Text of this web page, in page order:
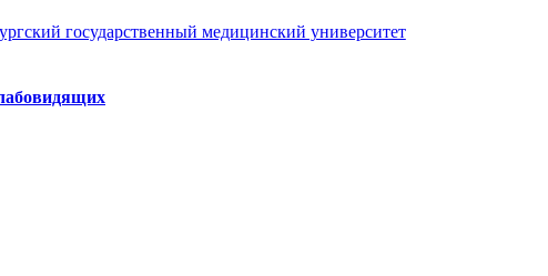
государственный медицинский университет